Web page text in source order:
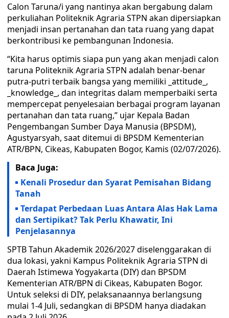
Calon Taruna/i yang nantinya akan bergabung dalam
perkuliahan Politeknik Agraria STPN akan dipersiapkan
menjadi insan pertanahan dan tata ruang yang dapat
berkontribusi ke pembangunan Indonesia.
“Kita harus optimis siapa pun yang akan menjadi calon
taruna Politeknik Agraria STPN adalah benar-benar
putra-putri terbaik bangsa yang memiliki _attitude_,
_knowledge_, dan integritas dalam memperbaiki serta
mempercepat penyelesaian berbagai program layanan
pertanahan dan tata ruang,” ujar Kepala Badan
Pengembangan Sumber Daya Manusia (BPSDM),
Agustyarsyah, saat ditemui di BPSDM Kementerian
ATR/BPN, Cikeas, Kabupaten Bogor, Kamis (02/07/2026).
Baca Juga:
Kenali Prosedur dan Syarat Pemisahan Bidang
Tanah
Terdapat Perbedaan Luas Antara Alas Hak Lama
dan Sertipikat? Tak Perlu Khawatir, Ini
Penjelasannya
SPTB Tahun Akademik 2026/2027 diselenggarakan di
dua lokasi, yakni Kampus Politeknik Agraria STPN di
Daerah Istimewa Yogyakarta (DIY) dan BPSDM
Kementerian ATR/BPN di Cikeas, Kabupaten Bogor.
Untuk seleksi di DIY, pelaksanaannya berlangsung
mulai 1-4 Juli, sedangkan di BPSDM hanya diadakan